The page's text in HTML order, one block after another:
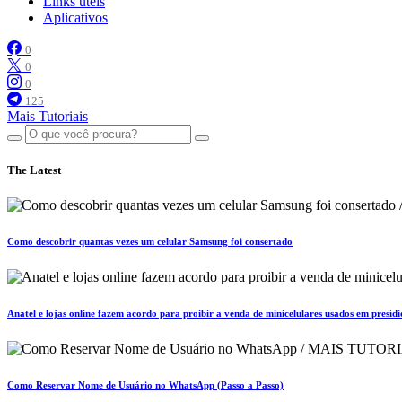
Aplicativos
0
0
0
125
Mais Tutoriais
The Latest
Como descobrir quantas vezes um celular Samsung foi consertado
Anatel e lojas online fazem acordo para proibir a venda de minicelulares usados em
Como Reservar Nome de Usuário no WhatsApp (Passo a Passo)